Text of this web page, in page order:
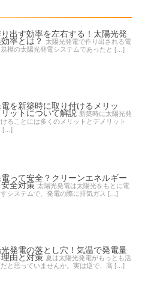
出す効率を左右する！太陽光発
率とは？
太陽光発電で作り出される電
模の太陽光発電システムであったと […]
を新築時に取り付けるメリッ
ットについて解説 新築時に太陽光発
ることには多くのメリットとデメリット
[…]
って安全？クリーンエネルギー
全対策 太陽光発電は太陽光をもとに電
システムで、発電の際に排気ガス […]
発電の落とし穴！気温で発電量
由と対策 夏は太陽光発電がもっとも活
と思っていませんか。実は逆で、高 […]